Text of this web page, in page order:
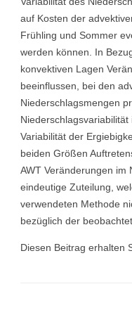
Klimaforschung
Folge 7 – Ökohydrologie
Folge 6 – Starkregen und
Folge 5 – Feuchtgebiete &
Folge 4 – Fernerkundung &
Hydrologie
Folge 2 – Weltdatenzentrum
Folge 1 –
auf Kosten der
Frühling und Sommer
werden können. In
konvektiven Lagen
beeinflussen, bei den
Niederschlagsmengen
Variabilität der
beiden Größen
AWT Veränderungen im
eindeutige Zuteilung,
verwendeten Methode
bezüglich der
Diesen Beitrag erhalten